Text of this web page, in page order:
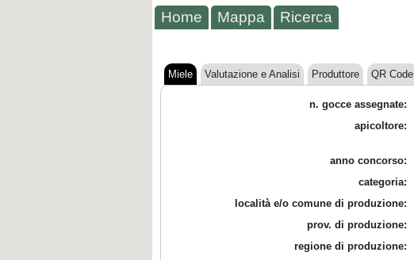
Home Mappa Ricerca
Miele Valutazione e Analisi Produttore QR Code
n. gocce assegnate:
apicoltore:
anno concorso:
categoria:
località e/o comune di produzione:
prov. di produzione:
regione di produzione: